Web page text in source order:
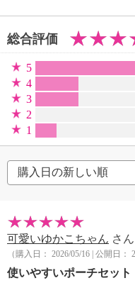
総合評価
5
4
3
2
1
可愛いゆかこちゃん さん
（購入日： 2026/05/16 | 公開日：
使いやすいポーチセット